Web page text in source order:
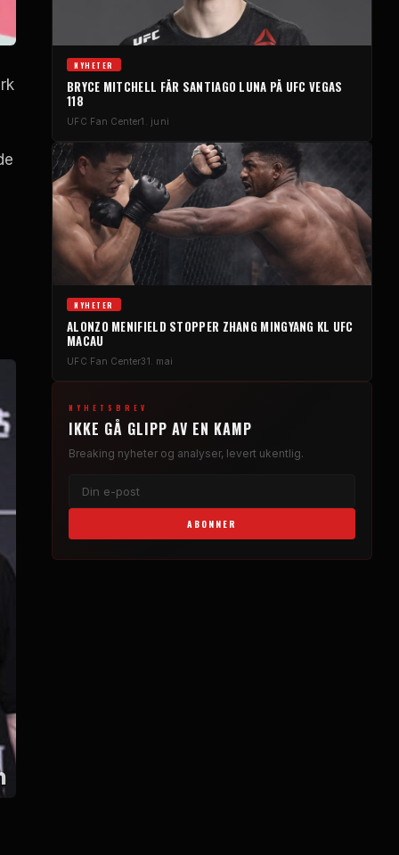
NYHETER
BRYCE MITCHELL FÅR SANTIAGO LUNA PÅ UFC VEGAS
118
UFC Fan Center1. juni
NYHETER
ALONZO MENIFIELD STOPPER ZHANG MINGYANG KL UFC
MACAU
UFC Fan Center31. mai
NYHETSBREV
IKKE GÅ GLIPP AV EN KAMP
Breaking nyheter og analyser, levert ukentlig.
ABONNER